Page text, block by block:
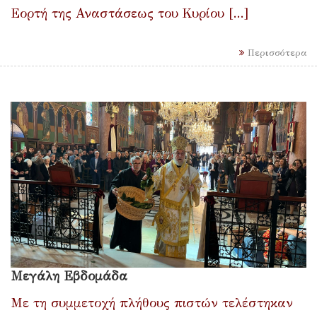
Εορτή της Αναστάσεως του Κυρίου [...]
Περισσότερα
Μεγάλη Εβδομάδα
Με τη συμμετοχή πλήθους πιστών τελέστηκαν